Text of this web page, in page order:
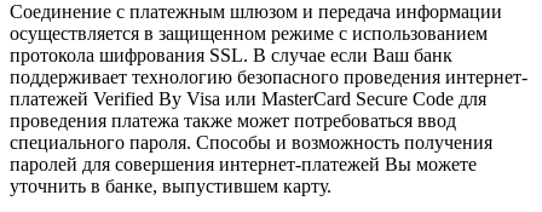
Соединение с платежным шлюзом и передача информации
осуществляется в защищенном режиме с использованием
протокола шифрования SSL. В случае если Ваш банк
поддерживает технологию безопасного проведения интернет-
платежей Verified By Visa или MasterCard Secure Code для
проведения платежа также может потребоваться ввод
специального пароля. Способы и возможность получения
паролей для совершения интернет-платежей Вы можете
уточнить в банке, выпустившем карту.